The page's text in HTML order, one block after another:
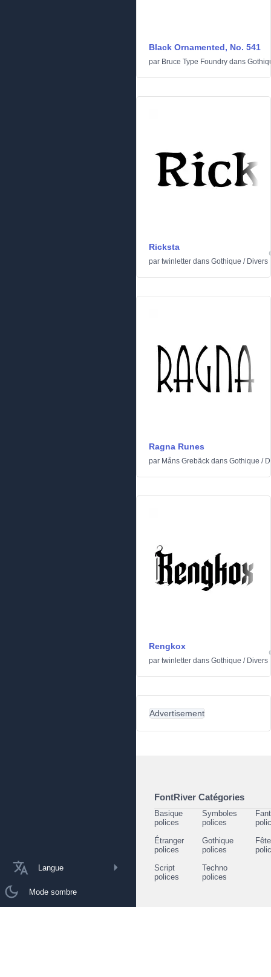
Langue
Mode sombre
Black Ornamented, No. 541
par Bruce Type Foundry dans
Ricksta
par twinletter dans Gothique / Divers
Ragna Runes
par Måns Grebäck dans Gothique /
Rengkox
par twinletter dans Gothique / Divers
Advertisement
FontRiver Catégories
Basique
polices
Symboles
polices
Étranger
polices
Gothique
polices
Script
polices
Techno
polices